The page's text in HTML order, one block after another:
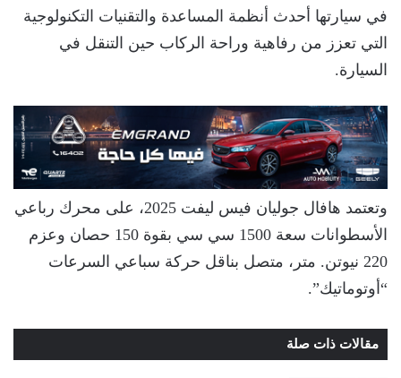
في سيارتها أحدث أنظمة المساعدة والتقنيات التكنولوجية
التي تعزز من رفاهية وراحة الركاب حين التنقل في
السيارة.
وتعتمد هافال جوليان فيس ليفت 2025، على محرك رباعي
الأسطوانات سعة 1500 سي سي بقوة 150 حصان وعزم
220 نيوتن. متر، متصل بناقل حركة سباعي السرعات
“أوتوماتيك”.
مقالات ذات صلة